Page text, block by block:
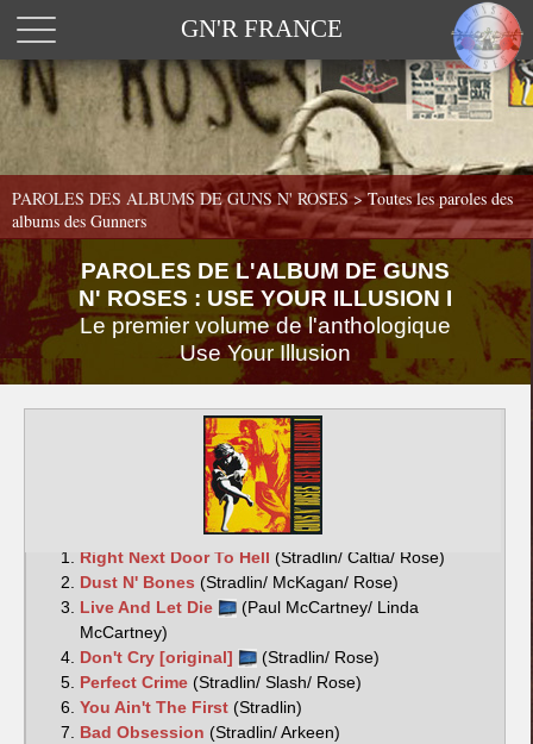
GN'R FRANCE
PAROLES DES ALBUMS DE GUNS N' ROSES >Toutes les paroles des
albums des Gunners
PAROLES DE L'ALBUM DE GUNS
N' ROSES : USE YOUR ILLUSION I
Le premier volume de l'anthologique
Use Your Illusion
Right Next Door To Hell(Stradlin/ Caltia/ Rose)
Dust N' Bones(Stradlin/ McKagan/ Rose)
Live And Let Die
(Paul McCartney/ Linda
McCartney)
Don't Cry [original]
(Stradlin/ Rose)
Perfect Crime(Stradlin/ Slash/ Rose)
You Ain't The First(Stradlin)
Bad Obsession(Stradlin/ Arkeen)